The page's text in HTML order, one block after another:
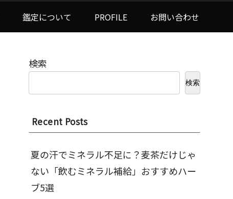
鑑定について PROFILE お問い合わせ
検索
検索
Recent Posts
夏の汗でミネラル不足に？麦茶だけじゃ
ない「飲むミネラル補給」おすすめハー
ブ5選